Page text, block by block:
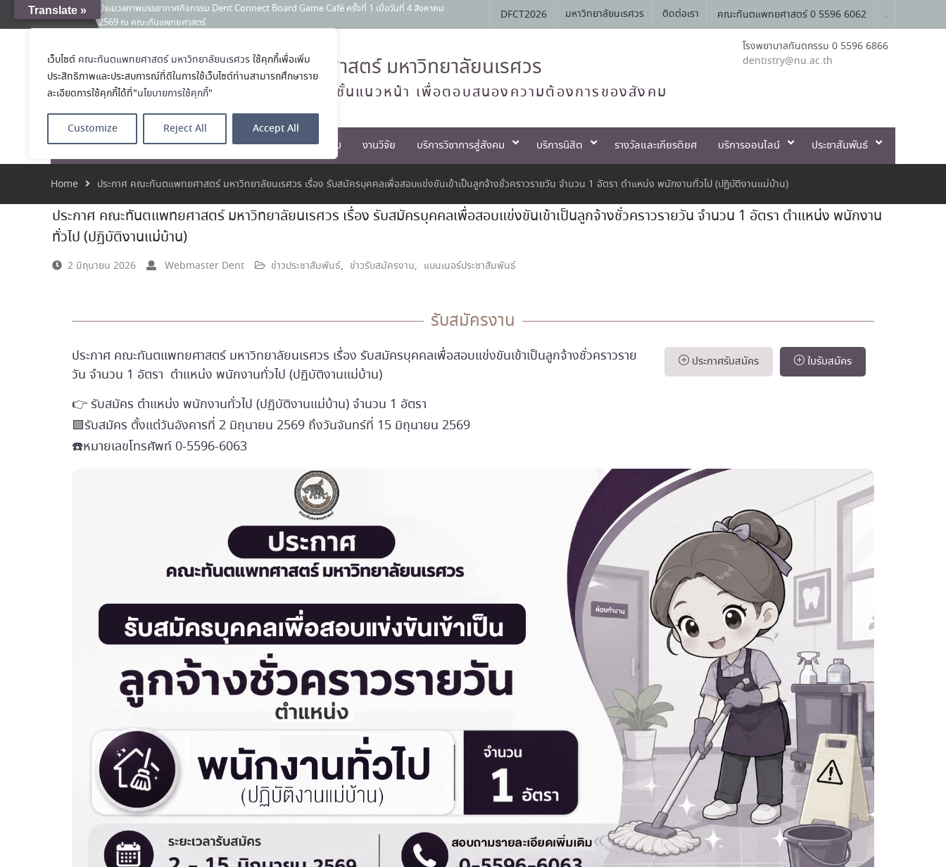
เว็บไซต์ คณะทันตแพทยศาสตร์ มหาวิทยาลัยนเรศวร ใช้คุกกี้เพื่อเพิ่ม
ประสิทธิภาพและประสบการณ์ที่ดีในการใช้เว็บไซต์ท่านสามารถศึกษาราย
ละเอียดการใช้คุกกี้ได้ที่"นโยบายการใช้คุกกี้"
Customize Reject All Accept All
News:
ประมวลภาพบรรยากาศกิจกรรม Dent Connect Board Game Café ครั้งที่ 1 เมื่อวันที่ 4 สิงหาคม
2569 ณ คณะทันแพทยศาสตร์
และหลักสูตรประกาศนียบัตรผู้ช่วยทันตแพทย์ ในโครงการ Open House 2026 กิจกรรม NU Explore:
เคลียร์ตัวตน ค้นหาตัวเอง
ประกาศคณะทันตแพทยศาสตร์ มหาวิทยาลัยนเรศวร เรื่อง ผู้ผ่านการสอบแข่งขันเข้าเป็นพนักงานราชการ
(เงินรายได้) ตำแหน่ง ผู้ปฏิบัติงานทันตกรรม
DFCT2026 มหาวิทยาลัยนเรศวร ติดต่อเรา คณะทันตแพทยศาสตร์ 0 5596 6062 .
คณะทันตแพทยศาสตร์ มหาวิทยาลัยนเรศวร
โรงเรียนทันตแพทย์ชั้นแนวหน้า เพื่อตอบสนองความต้องการของสังคม
โรงพยาบาลทันตกรรม 0 5596 6866
dentistry@nu.ac.th
หน้าแรก เกี่ยวกับ หลักสูตร โรงพยาบาลทันตกรรม งานวิจัย บริการวิชาการสู่สังคม บริการนิสิต รางวัลและเกียรติยศ บริการออนไลน์ ประชาสัมพันธ์
Home ประกาศ คณะทันตแพทยศาสตร์ มหาวิทยาลัยนเรศวร เรื่อง รับสมัครบุคคลเพื่อสอบแข่งขันเข้าเป็นลูกจ้างชั่วคราวรายวัน จำนวน 1 อัตรา ตำแหน่ง พนักงานทั่วไป (ปฏิบัติงานแม่บ้าน)
ประกาศ คณะทันตแพทยศาสตร์ มหาวิทยาลัยนเรศวร เรื่อง รับสมัครบุคคลเพื่อสอบแข่งขันเข้าเป็นลูกจ้างชั่วคราวรายวัน จำนวน 1 อัตรา ตำแหน่ง พนักงาน
ทั่วไป (ปฏิบัติงานแม่บ้าน)
2 มิถุนายน 2026 Webmaster Dent ข่าวประชาสัมพันธ์, ข่าวรับสมัครงาน, แบนเนอร์ประชาสัมพันธ์
รับสมัครงาน
ประกาศ คณะทันตแพทยศาสตร์ มหาวิทยาลัยนเรศวร เรื่อง รับสมัครบุคคลเพื่อสอบแข่งขันเข้าเป็นลูกจ้างชั่วคราวราย
วัน จำนวน 1 อัตรา ตำแหน่ง พนักงานทั่วไป (ปฏิบัติงานแม่บ้าน)
👉 รับสมัคร ตำแหน่ง พนักงานทั่วไป (ปฏิบัติงานแม่บ้าน) จำนวน 1 อัตรา
🟪รับสมัคร ตั้งแต่วันอังคารที่ 2 มิถุนายน 2569 ถึงวันจันทร์ที่ 15 มิถุนายน 2569
☎️หมายเลขโทรศัพท์ 0-5596-6063
ประกาศรับสมัคร ใบรับสมัคร
Translate »